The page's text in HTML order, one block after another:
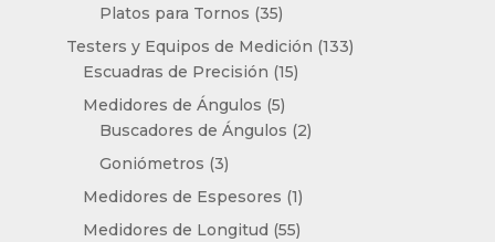
Platos para Tornos 3535
productos
Testers y Equipos de Medición 133133
Escuadras de Precisión 1515
Medidores de Ángulos 55
productos
Buscadores de Ángulos 22
Goniómetros 33
productos
Medidores de Espesores 11
producto
Medidores de Longitud 5555